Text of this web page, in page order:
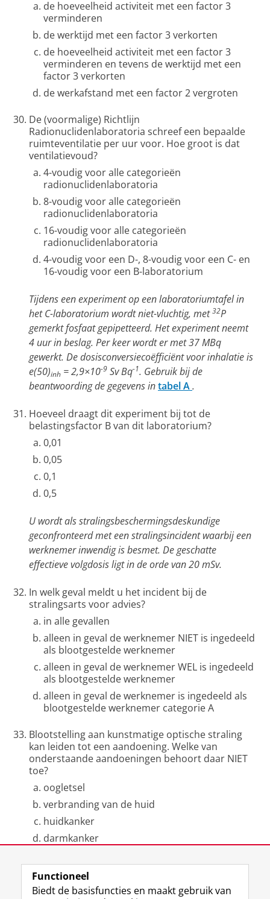
de hoeveelheid activiteit met een factor 3
verminderen
de werktijd met een factor 3 verkorten
de hoeveelheid activiteit met een factor 3
verminderen en tevens de werktijd met een
factor 3 verkorten
de werkafstand met een factor 2 vergroten
De (voormalige) Richtlijn
Radionuclidenlaboratoria schreef een bepaalde
ruimteventilatie per uur voor. Hoe groot is dat
ventilatievoud?
4-voudig voor alle categorieën
radionuclidenlaboratoria
8-voudig voor alle categorieën
radionuclidenlaboratoria
16-voudig voor alle categorieën
radionuclidenlaboratoria
4-voudig voor een D-, 8-voudig voor een C- en
16-voudig voor een B-laboratorium
Tijdens een experiment op een laboratoriumtafel in
het C-laboratorium wordt niet-vluchtig, met32P
gemerkt fosfaat gepipetteerd. Het experiment neemt
4 uur in beslag. Per keer wordt er met 37 MBq
gewerkt. De dosisconversiecoëfficiënt voor inhalatie is
e(50)inh = 2,9×10-9 Sv Bq-1. Gebruik bij de
beantwoording de gegevens intabel A.
Hoeveel draagt dit experiment bij tot de
belastingsfactor B van dit laboratorium?
0,01
0,05
0,1
0,5
U wordt als stralingsbeschermingsdeskundige
geconfronteerd met een stralingsincident waarbij een
werknemer inwendig is besmet. De geschatte
effectieve volgdosis ligt in de orde van 20 mSv.
In welk geval meldt u het incident bij de
stralingsarts voor advies?
in alle gevallen
alleen in geval de werknemer NIET is ingedeeld
als blootgestelde werknemer
alleen in geval de werknemer WEL is ingedeeld
als blootgestelde werknemer
alleen in geval de werknemer is ingedeeld als
blootgestelde werknemer categorie A
Blootstelling aan kunstmatige optische straling
kan leiden tot een aandoening. Welke van
onderstaande aandoeningen behoort daar NIET
toe?
oogletsel
verbranding van de huid
huidkanker
darmkanker
Laatst gewijzigd: 07 juli 2025 14:33
Functioneel
Biedt de basisfuncties en maakt gebruik van